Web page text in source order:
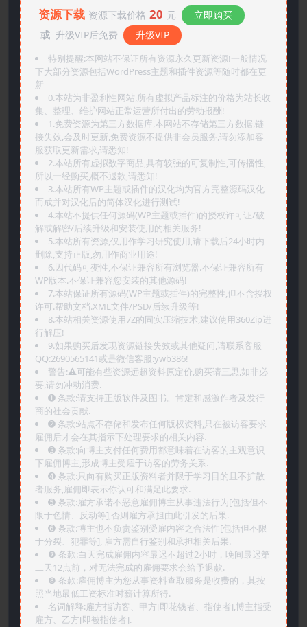
资源下载 资源下载价格 20 元
立即购买
或 升级VIP后免费 升级VIP
特别提醒:本网站不保证所有资源永久更新资源!一般情况
下大部分资源包括WordPress主题和插件资源等随时都在更
新
0.本站为非盈利性网站,所有虚拟产品标注的价格为站长收
集、整理、维护网站正常运营所付出的劳动报酬!
1.免费资源为第三方数据库,本网站不存储第三方数据,链
接失效,会及时更新,免费资源不提供非会员服务,请勿添加客
服获取更新需求,请悉知!
2.本站所有虚拟数字商品,具有较强的可复制性,可传播性,
所以一经购买,概不退款,请悉知!
3.本站所有WP主题或插件的汉化均为官方完整源码汉化
而成并对汉化后的简体汉化进行测试!
4.本站不提供任何源码(WP主题或插件)的授权许可证/破
解或解密/后续升级和安装使用的相关服务!
5.本站所有资源,仅用作学习研究使用,请下载后24小时内
删除,支持正版,勿用作商业用途!
6.因代码可变性,不保证兼容所有浏览器.不保证兼容所有
WP版本.不保证兼容您安装的其他源码!
7.本站保证所有源码(WP主题或插件)的完整性,但不含授权
许可.帮助文档.XML文件/PSD/后续升级等!
8.本站相关资源使用7Z的固实压缩技术,建议使用360Zip进
行解压!
9.如果购买后发现资源链接失效或其他疑问,请联系客服
QQ:2690565141或是微信客服:ywb386!
警告:⚠️可能有些资源远超资料原定价,购买请三思,如非必
要,请勿冲动消费.
➊️ 条款:请支持正版软件及图书。肯定和感激作者及发行
商的社会贡献.
➋️ 条款:站点不存储和发布任何版权资料,只在被访客要求
雇佣后才会在其指示下处理要求的相关内容.
➌️ 条款:向博主支付任何费用都意味着在访客的主观意识
下雇佣博主,形成博主受雇于访客的劳务关系.
➍️ 条款:只向有购买正版资料者并限于学习目的且不扩散
者服务,雇佣即表示你认可和满足此要求.
➎ 条款:雇方承诺不恶意雇佣博主从事违法行为[包括但不
限于色情、反动等],否则雇方承担由此引发的后果.
➏️ 条款:博主也不负责鉴别受雇内容之合法性[包括但不限
于分裂、犯罪等], 雇方需自行鉴别和承担相关后果.
❼ 条款:白天完成雇佣内容最迟不超过2小时，晚间最迟第
二天12点前，对无法完成的雇佣要求会给予退款.
❽ 条款:雇佣博主为您从事资料查取服务是收费的，其按
照当地最低工资标准时薪计算所得.
名词解释:雇方指访客、甲方[即花钱者、指使者],博主指受
雇方、乙方[即被指使者].